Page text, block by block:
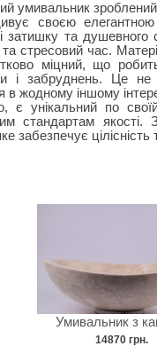
умивальник зроблений
своєю
затишку та душевного
та стресовий час.
міцний, що
і забруднень. Це
в жодному іншому
є унікальний по
стандартам
забезпечує
Умивальник з
14870 грн.